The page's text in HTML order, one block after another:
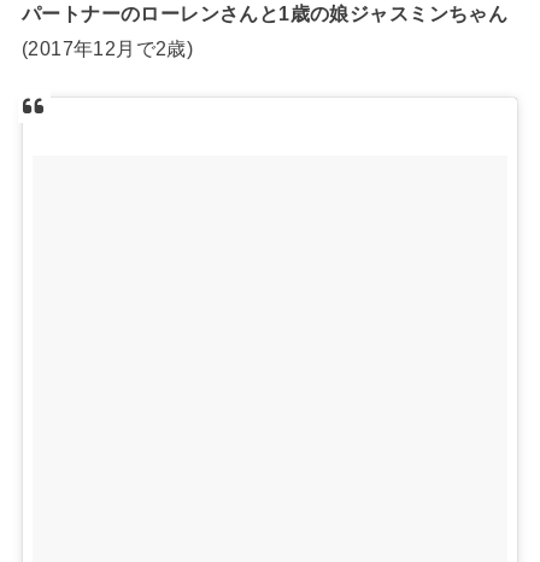
パートナーのローレンさんと1歳の娘ジャスミンちゃん
(2017年12月で2歳)